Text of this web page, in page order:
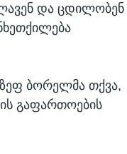
და ცდილობენ
ბორელმა თქვა,
გაფართოების